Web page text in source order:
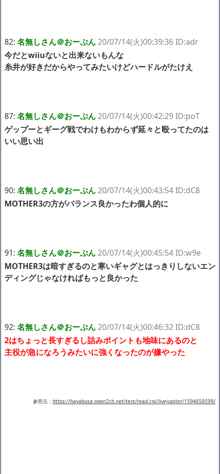
82: 名無しさん＠おーぷん20/07/14(火)00:39:36 ID:adr
今だとwiiuないと出来ないもんな
糸井が好きだからやってみたいけどハードルがたけえ
87: 名無しさん＠おーぷん20/07/14(火)00:42:29 ID:poT
ゲップーとギーグ戦でわけもわからず延々と殴ってたのは
いい思い出
90: 名無しさん＠おーぷん20/07/14(火)00:43:54 ID:dC8
MOTHER3の方がバランス良かったわ個人的に
91: 名無しさん＠おーぷん20/07/14(火)00:45:54 ID:w9e
MOTHER3は暗すぎるのと寒いギャグとはっきりしないエン
ディングじゃなければもっと良かった
92: 名無しさん＠おーぷん20/07/14(火)00:46:32 ID:dC8
2はちょっと長すぎるし詰みポイントも地味にあるのと
主役が急になろうみたいに強くなったのが嫌やった
参照元： https://hayabusa.open2ch.net/test/read.cgi/livejupiter/1594650599/